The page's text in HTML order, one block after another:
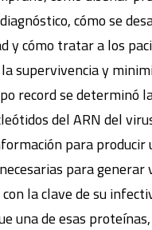
cómo se
y cómo tratar a los
supervivencia y
record se determinó
del ARN del
para producir
para generar
con la clave de su
una de esas